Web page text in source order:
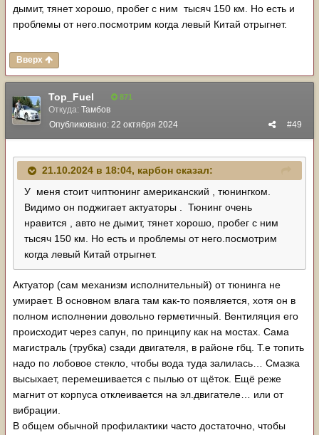
дымит, тянет хорошо, пробег с ним тысяч 150 км. Но есть и
проблемы от него.посмотрим когда левый Китай отрыгнет.
Вверх
Top_Fuel 871
Откуда: Тамбов
#49
Опубликовано: 22 октября 2024
21.10.2024 в 18:04, карбон сказал:
У меня стоит чиптюнинг американский , тюнингком.
Видимо он поджигает актуаторы . Тюнинг очень
нравится , авто не дымит, тянет хорошо, пробег с ним
тысяч 150 км. Но есть и проблемы от него.посмотрим
когда левый Китай отрыгнет.
Актуатор (сам механизм исполнительный) от тюнинга не
умирает. В основном влага там как-то появляется, хотя он в
полном исполнении довольно герметичный. Вентиляция его
происходит через сапун, по принципу как на мостах. Сама
магистраль (трубка) сзади двигателя, в районе гбц. Т.е топить
надо по лобовое стекло, чтобы вода туда залилась… Смазка
высыхает, перемешивается с пылью от щёток. Ещё реже
магнит от корпуса отклеивается на эл.двигателе… или от
вибрации.
В общем обычной профилактики часто достаточно, чтобы